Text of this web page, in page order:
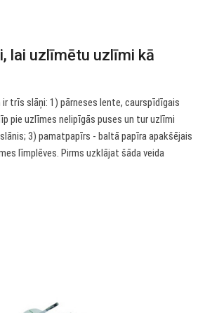
lai uzlīmētu uzlīmi kā
trīs slāņi: 1) pārneses lente, caurspīdīgais
pie uzlīmes nelipīgās puses un tur uzlīmi
3) pamatpapīrs - baltā papīra apakšējais
līmplēves. Pirms uzklājat šāda veida